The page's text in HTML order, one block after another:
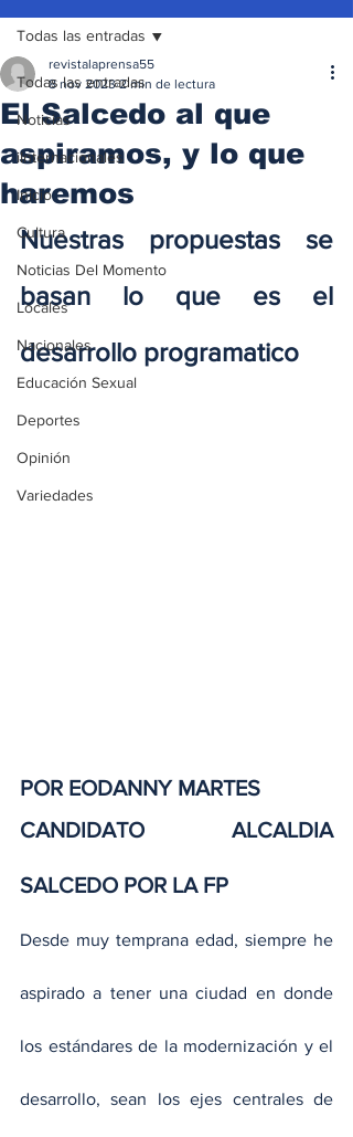
Todas las entradas
Noticias
iInternacionales
Inicio
Cultura
Noticias Del Momento
Locales
Nacionales
Educación Sexual
Deportes
Opinión
Variedades
Todas las entradas
El Salcedo al que
aspiramos, y lo que
haremos
revistalaprensa55
8 nov 2023 2 min de lectura
Nuestras propuestas se
basan lo que es el
desarrollo programatico
POR EODANNY MARTES
CANDIDATO ALCALDIA
SALCEDO POR LA FP
Desde muy temprana edad, siempre he
aspirado a tener una ciudad en donde
los estándares de la modernización y el
desarrollo, sean los ejes centrales de